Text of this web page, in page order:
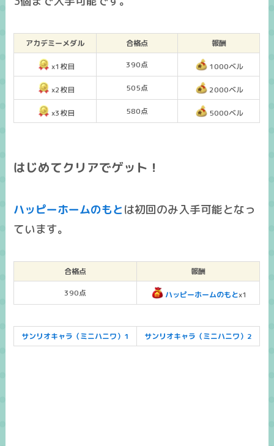
アカデミーメダル 合格点 報酬
x1枚目 390点 1000ベル
x2枚目 505点 2000ベル
x3枚目 580点 5000ベル
はじめてクリアでゲット！
ハッピーホームのもと は初回のみ入手可能となっ
ています。
合格点 報酬
390点 ハッピーホームのもとx1
サンリオキャラ（ミニハニワ）1 サンリオキャラ（ミニハニワ）2